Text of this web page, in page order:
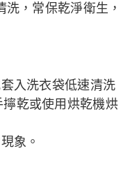
，常保乾淨衛生，
入洗衣袋低速清洗
乾或使用烘乾機烘
象。